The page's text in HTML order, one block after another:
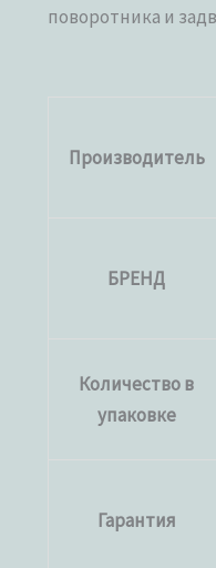
поворотника и
Производитель
БРЕНД
Количество в
упаковке
Гарантия